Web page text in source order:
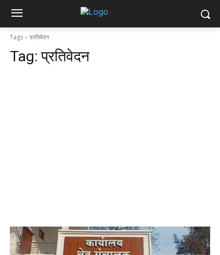
Tags प्रतिवेदन
Tag:प्रतिवेदन